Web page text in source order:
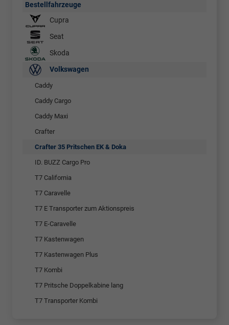
Bestellfahrzeuge
Cupra
Seat
Skoda
Volkswagen
Caddy
Caddy Cargo
Caddy Maxi
Crafter
Crafter 35 Pritschen EK & Doka
ID. BUZZ Cargo Pro
T7 California
T7 Caravelle
T7 E Transporter zum Aktionspreis
T7 E-Caravelle
T7 Kastenwagen
T7 Kastenwagen Plus
T7 Kombi
T7 Pritsche Doppelkabine lang
T7 Transporter Kombi